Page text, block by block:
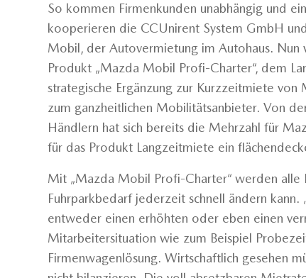
So kommen Firmenkunden unabhängig und
kooperieren die CCUnirent System GmbH
Mobil, der Autovermietung im Autohaus.
Produkt „Mazda Mobil Profi-Charter“, dem
strategische Ergänzung zur Kurzzeitmiete
zum ganzheitlichen Mobilitätsanbieter. Von
Händlern hat sich bereits die Mehrzahl für
für das Produkt Langzeitmiete ein
Mit „Mazda Mobil Profi-Charter“ werden alle
Fuhrparkbedarf jederzeit schnell ändern
entweder einen erhöhten oder eben einen
Mitarbeitersituation wie zum Beispiel
Firmenwagenlösung. Wirtschaftlich gesehen